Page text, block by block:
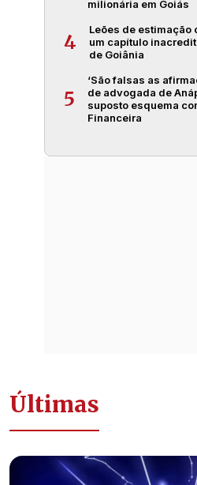
milionária em Goiás
4
Leões de estimação
um capítulo
de Goiânia
5
‘São falsas as
de advogada de
suposto esquema
Financeira
Últimas